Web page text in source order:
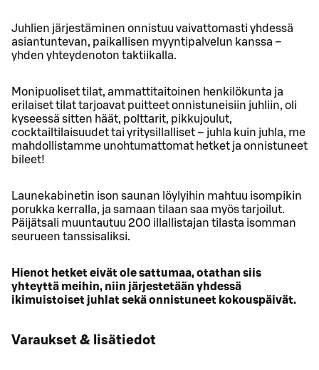
Juhlien järjestäminen onnistuu vaivattomasti yhdessä
asiantuntevan, paikallisen myyntipalvelun kanssa –
yhden yhteydenoton taktiikalla.
Monipuoliset tilat, ammattitaitoinen henkilökunta ja
erilaiset tilat tarjoavat puitteet onnistuneisiin juhliin, oli
kyseessä sitten häät, polttarit, pikkujoulut,
cocktailtilaisuudet tai yritysillalliset – juhla kuin juhla, me
mahdollistamme unohtumattomat hetket ja onnistuneet
bileet!
Launekabinetin ison saunan löylyihin mahtuu isompikin
porukka kerralla, ja samaan tilaan saa myös tarjoilut.
Päijätsali muuntautuu 200 illallistajan tilasta isomman
seurueen tanssisaliksi.
Hienot hetket eivät ole sattumaa, otathan siis
yhteyttä meihin, niin järjestetään yhdessä
ikimuistoiset juhlat sekä onnistuneet kokouspäivät.
Varaukset & lisätiedot